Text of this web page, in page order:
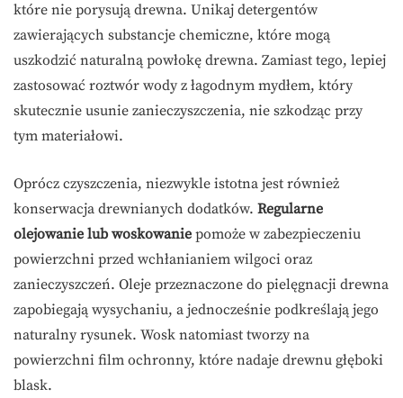
które nie porysują drewna. Unikaj detergentów
zawierających substancje chemiczne, które mogą
uszkodzić naturalną powłokę drewna. Zamiast tego, lepiej
zastosować roztwór wody z łagodnym mydłem, który
skutecznie usunie zanieczyszczenia, nie szkodząc przy
tym materiałowi.
Oprócz czyszczenia, niezwykle istotna jest również
konserwacja drewnianych dodatków. Regularne
olejowanie lub woskowanie pomoże w zabezpieczeniu
powierzchni przed wchłanianiem wilgoci oraz
zanieczyszczeń. Oleje przeznaczone do pielęgnacji drewna
zapobiegają wysychaniu, a jednocześnie podkreślają jego
naturalny rysunek. Wosk natomiast tworzy na
powierzchni film ochronny, które nadaje drewnu głęboki
blask.